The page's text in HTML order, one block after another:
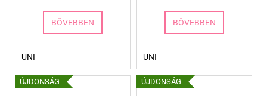
BŐVEBBEN
UNI
BŐVEBBEN
UNI
ÚJDONSÁG ÚJDONSÁG